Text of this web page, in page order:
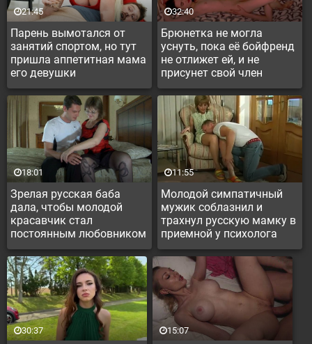
Парень вымотался от
занятий спортом, но тут
пришла аппетитная мама
его девушки
потренироваться
21:45
Брюнетка не могла
уснуть, пока её бойфренд
не отлижет ей, и не
присунет свой член
между ног
32:40
Зрелая русская баба
дала, чтобы молодой
красавчик стал
постоянным любовником
дамы
18:01
Молодой симпатичный
мужик соблазнил и
трахнул русскую мамку в
приемной у психолога
11:55
30:37 15:07